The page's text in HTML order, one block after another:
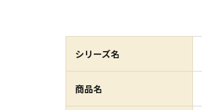
シリーズ名
商品名